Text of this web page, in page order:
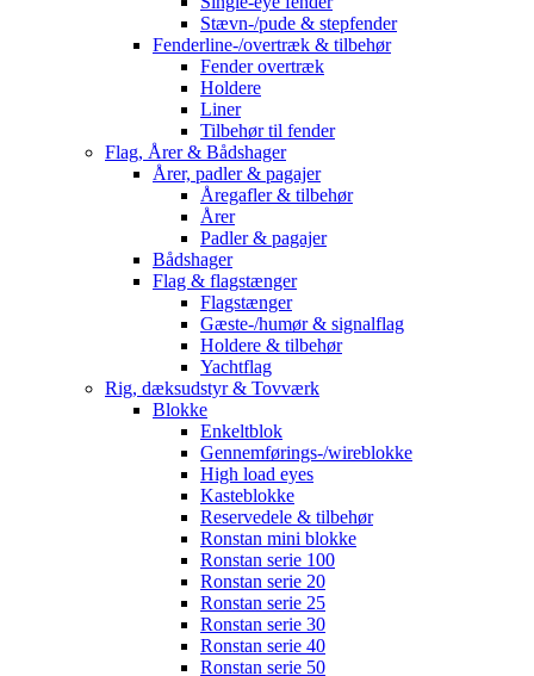
Stævn-/pude & stepfender
Fenderline-/overtræk & tilbehør
Fender overtræk
Holdere
Liner
Tilbehør til fender
Flag, Årer & Bådshager
Årer, padler & pagajer
Åregafler & tilbehør
Årer
Padler & pagajer
Bådshager
Flag & flagstænger
Flagstænger
Gæste-/humør & signalflag
Holdere & tilbehør
Yachtflag
Rig, dæksudstyr & Tovværk
Blokke
Enkeltblok
Gennemførings-/wireblokke
High load eyes
Kasteblokke
Reservedele & tilbehør
Ronstan mini blokke
Ronstan serie 100
Ronstan serie 20
Ronstan serie 25
Ronstan serie 30
Ronstan serie 40
Ronstan serie 50